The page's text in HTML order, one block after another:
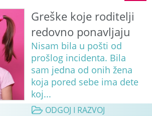
Greške koje roditelji
redovno ponavljaju
Nisam bila u pošti od
prošlog incidenta. Bila
sam jedna od onih žena
koja pored sebe ima dete
koj...
ODGOJ I RAZVOJ